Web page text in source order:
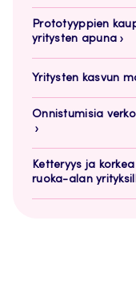
Prototyyppien
yritysten apuna
Yritysten kasvun
Onnistumisia
Ketteryys ja
ruoka-alan